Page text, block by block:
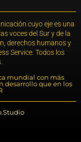
cuyo eje es una
voces del Sur y de la
derechos humanos y
Service. Todos los
mundial con más
desarrollo que en los